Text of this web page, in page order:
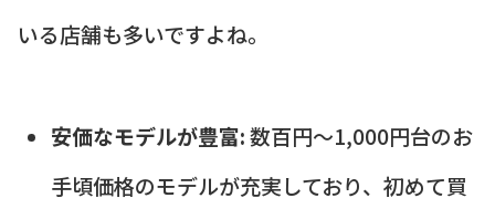
いる店舗も多いですよね。
安価なモデルが豊富:数百円～1,000円台のお
手頃価格のモデルが充実しており、初めて買